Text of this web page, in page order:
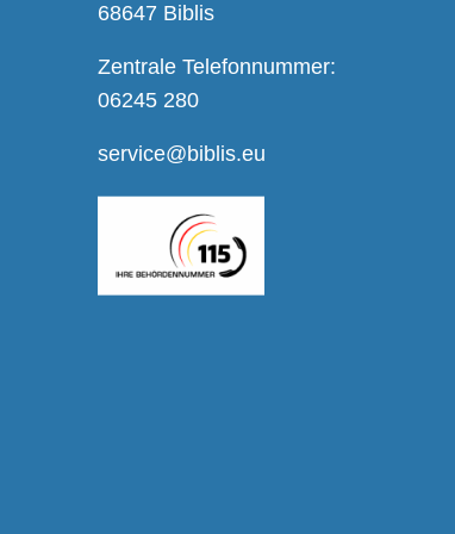
68647 Biblis
Zentrale Telefonnummer:
06245 280
service@biblis.eu